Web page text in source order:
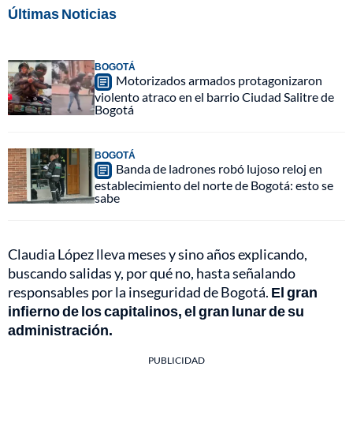
Últimas Noticias
BOGOTÁ
Motorizados armados protagonizaron
violento atraco en el barrio Ciudad Salitre de
Bogotá
BOGOTÁ
Banda de ladrones robó lujoso reloj en
establecimiento del norte de Bogotá: esto se
sabe
Claudia López lleva meses y sino años explicando,
buscando salidas y, por qué no, hasta señalando
responsables por la inseguridad de Bogotá. El gran
infierno de los capitalinos, el gran lunar de su
administración.
PUBLICIDAD